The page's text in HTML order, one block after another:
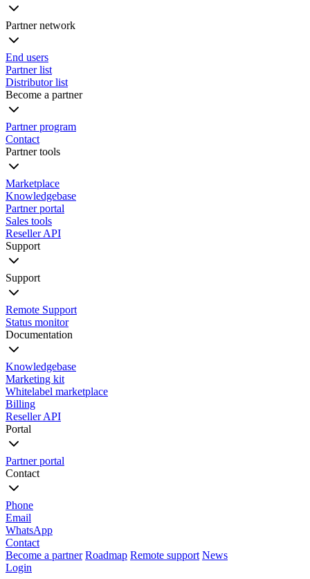
Partner network
End users
Partner list
Distributor list
Become a partner
Partner program
Contact
Partner tools
Marketplace
Knowledgebase
Partner portal
Sales tools
Reseller API
Support
Support
Remote Support
Status monitor
Documentation
Knowledgebase
Marketing kit
Whitelabel marketplace
Billing
Reseller API
Portal
Partner portal
Contact
Phone
Email
WhatsApp
Contact
Become a partner Roadmap Remote support News
Login